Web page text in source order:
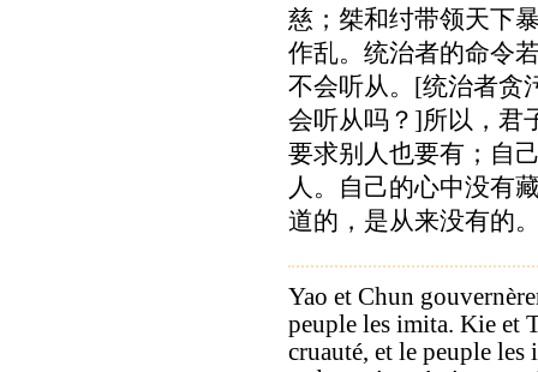
慈；桀和纣带领天下
作乱。统治者的命令
不会听从。[统治者贪
会听从吗？]所以，君
要求别人也要有；自
人。自己的心中没有
道的，是从来没有的
Yao et Chun
peuple les imita. Kie et
cruauté, et le peuple les